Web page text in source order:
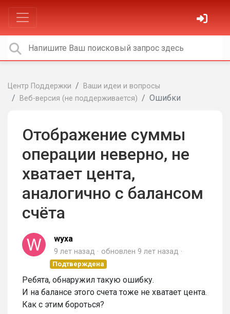
Центр Поддержки
Ваши идеи и вопросы
Веб-версия (не поддерживается)
Ошибки
Отображение суммы
операции неверно, не
хватает цента,
аналогично с балансом
счёта
wyxa
9 лет назад обновлен 9 лет назад
Подтверждена
Ребята, обнаружил такую ошибку.
И на балансе этого счета тоже не хватает цента.
Как с этим бороться?